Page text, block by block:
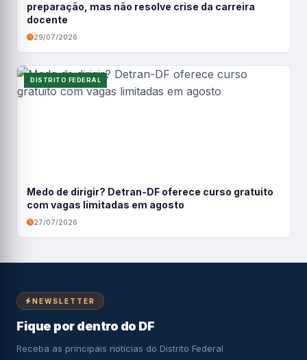
preparação, mas não resolve crise da carreira
docente
29/07/2026
DISTRITO FEDERAL
Medo de dirigir? Detran-DF oferece curso gratuito
com vagas limitadas em agosto
27/07/2026
NEWSLETTER
Fique por dentro do DF
Receba as principais notícias do Distrito Federal